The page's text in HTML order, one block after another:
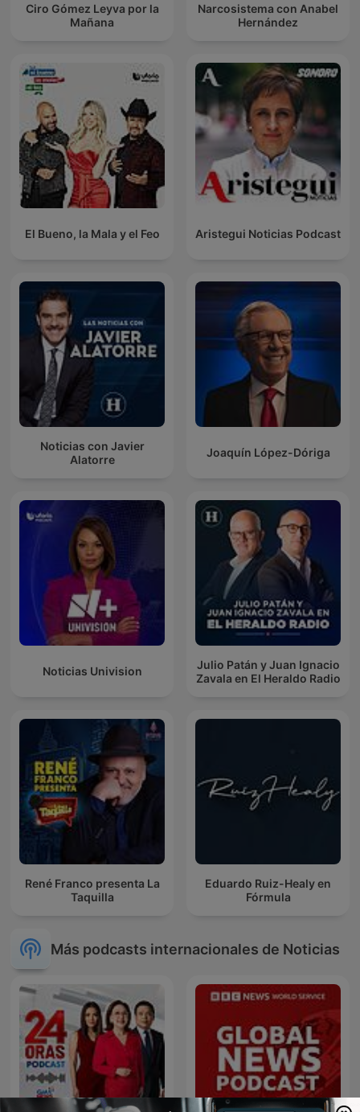
Ciro Gómez Leyva por la
Mañana
Narcosistema con Anabel
Hernández
El Bueno, la Mala y el Feo Aristegui Noticias Podcast
Noticias con Javier
Alatorre
Joaquín López-Dóriga
Noticias Univision
Julio Patán y Juan Ignacio
Zavala en El Heraldo Radio
René Franco presenta La
Taquilla
Eduardo Ruiz-Healy en
Fórmula
Más podcasts internacionales de Noticias